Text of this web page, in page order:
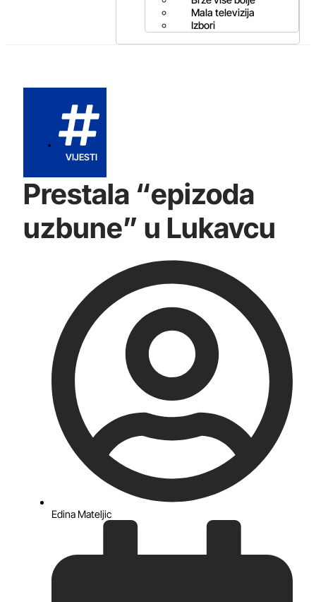
Mala televizija
Izbori
VIJESTI
Prestala “epizoda
uzbune” u Lukavcu
Edina Mateljic